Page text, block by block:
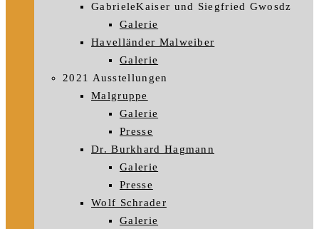
GabrieleKaiser und Siegfried Gwosdz
Galerie
Havelländer Malweiber
Galerie
2021 Ausstellungen
Malgruppe
Galerie
Presse
Dr. Burkhard Hagmann
Galerie
Presse
Wolf Schrader
Galerie